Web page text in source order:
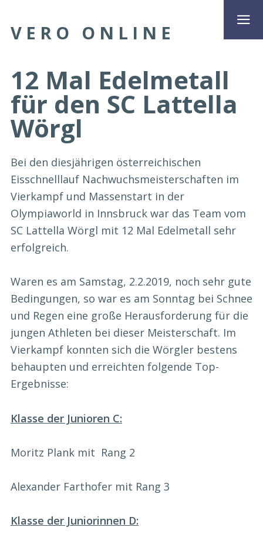
VERO ONLINE
12 Mal Edelmetall
für den SC Lattella
Wörgl
Bei den diesjährigen österreichischen
Eisschnelllauf Nachwuchsmeisterschaften im
Vierkampf und Massenstart in der
Olympiaworld in Innsbruck war das Team vom
SC Lattella Wörgl mit 12 Mal Edelmetall sehr
erfolgreich.
Waren es am Samstag, 2.2.2019, noch sehr gute
Bedingungen, so war es am Sonntag bei Schnee
und Regen eine große Herausforderung für die
jungen Athleten bei dieser Meisterschaft. Im
Vierkampf konnten sich die Wörgler bestens
behaupten und erreichten folgende Top-
Ergebnisse:
Klasse der Junioren C:
Moritz Plank mit Rang 2
Alexander Farthofer mit Rang 3
Klasse der Juniorinnen D: